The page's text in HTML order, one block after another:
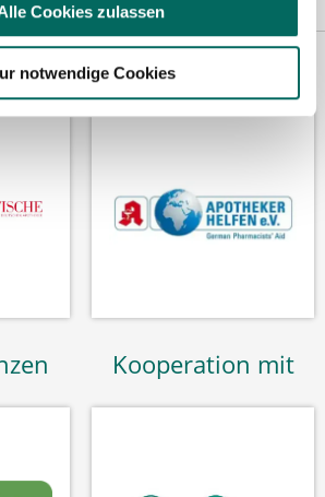
Cookies zulassen
notwendige Cookies
in Wir fördern
Kooperation mit